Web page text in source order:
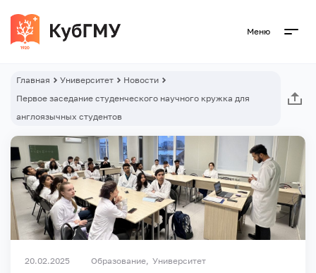
Меню
Главная Университет
Новости
Первое заседание студенческого научного кружка для
англоязычных студентов
20.02.2025 Образование Университет